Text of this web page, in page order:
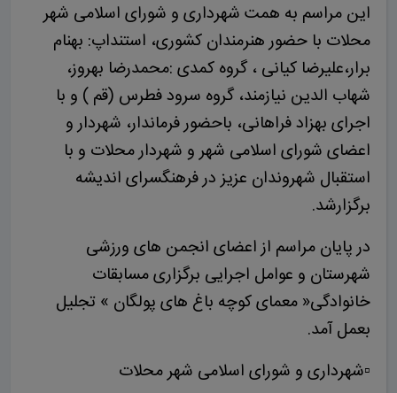
این مراسم به همت شهرداری و شورای اسلامی شهر
محلات با حضور هنرمندان کشوری، استنداپ: بهنام
برار،علیرضا کیانی ، گروه کمدی :محمدرضا بهروز،
شهاب الدین نیازمند، گروه سرود فطرس (قم ) و با
اجرای بهزاد فراهانی، باحضور فرماندار، شهردار و
اعضای شورای اسلامی شهر و شهردار محلات و با
استقبال شهروندان عزیز در فرهنگسرای اندیشه
برگزارشد.
در پایان مراسم از اعضای انجمن های ورزشی
شهرستان و عوامل اجرایی برگزاری مسابقات
خانوادگی« معمای کوچه باغ های پولگان » تجلیل
بعمل آمد.
▫️شهرداری و شورای اسلامی شهر محلات